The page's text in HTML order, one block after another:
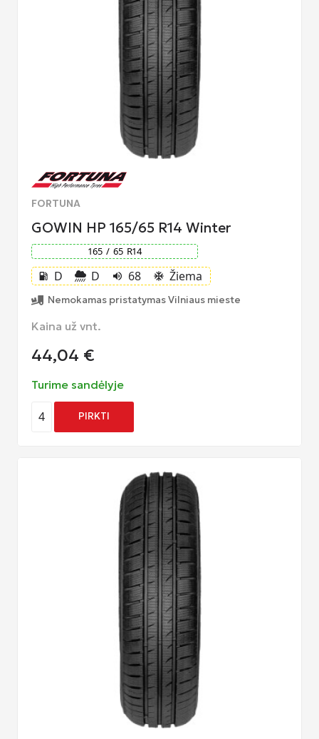
FORTUNA
GOWIN HP 165/65 R14 Winter
165 / 65 R14
local_gas_station D D volume_up 68 ac_unit Žiema
Nemokamas pristatymas Vilniaus mieste
Kaina už vnt.
44,04 €
Turime sandėlyje
4 PIRKTI